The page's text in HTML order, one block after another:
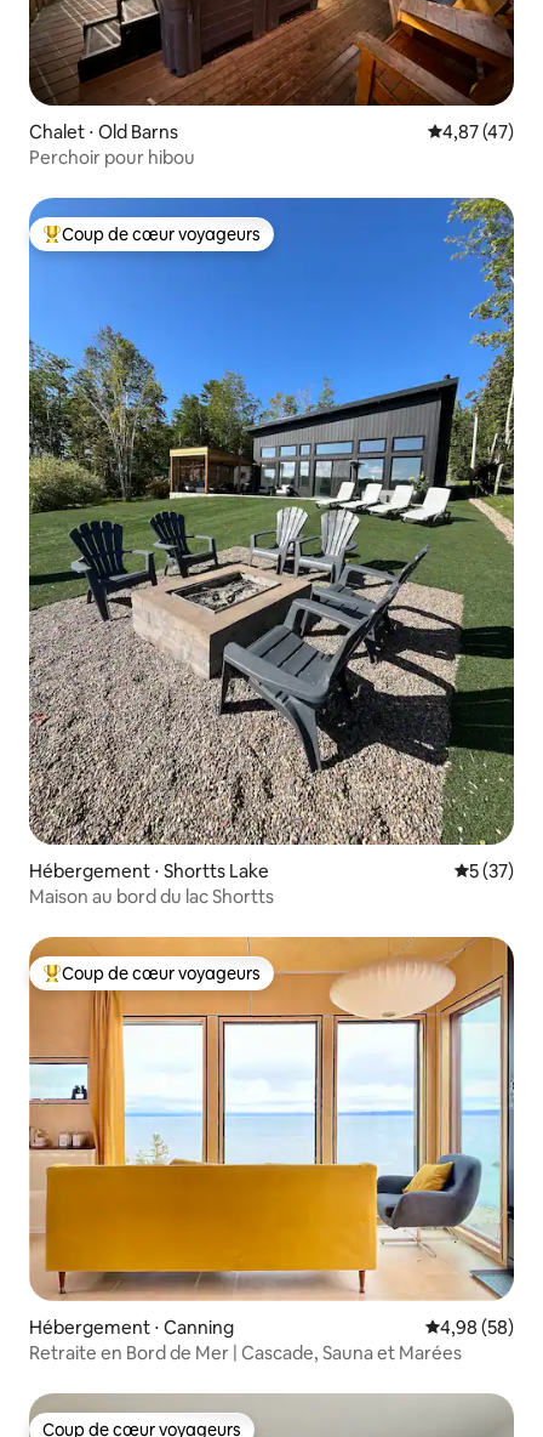
Chalet ⋅ Old Barns Évaluation
4,87 (47)
Perchoir pour hibou
Coups de cœur voyageurs les plus appréciés
Coup de cœur voyageurs
Hébergement ⋅ Shortts Lake
5 (37)
Maison au bord du lac Shortts
Coups de cœur voyageurs les plus appréciés
Coup de cœur voyageurs
Hébergement ⋅ Canning Évaluation
4,98 (58)
Retraite en Bord de Mer | Cascade, Sauna et Marées
Coup de cœur voyageurs